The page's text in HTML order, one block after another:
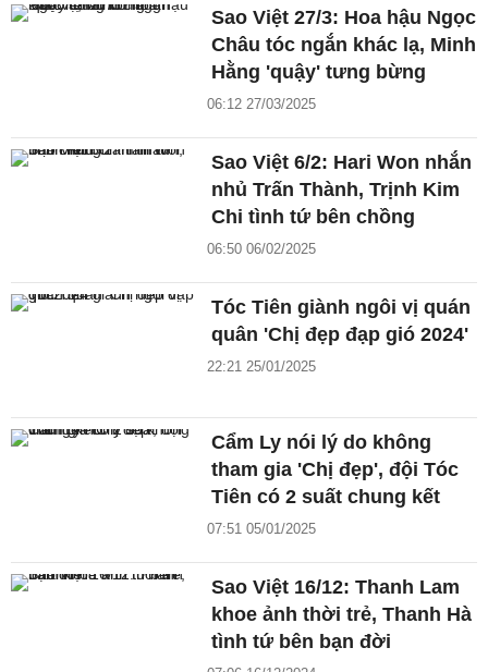
Sao Việt 27/3: Hoa hậu Ngọc
Châu tóc ngắn khác lạ, Minh
Hằng 'quậy' tưng bừng
06:12 27/03/2025
Sao Việt 6/2: Hari Won nhắn
nhủ Trấn Thành, Trịnh Kim
Chi tình tứ bên chồng
06:50 06/02/2025
Tóc Tiên giành ngôi vị quán
quân 'Chị đẹp đạp gió 2024'
22:21 25/01/2025
Cẩm Ly nói lý do không
tham gia 'Chị đẹp', đội Tóc
Tiên có 2 suất chung kết
07:51 05/01/2025
Sao Việt 16/12: Thanh Lam
khoe ảnh thời trẻ, Thanh Hà
tình tứ bên bạn đời